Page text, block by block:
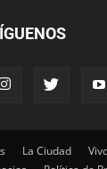
La Ciudad